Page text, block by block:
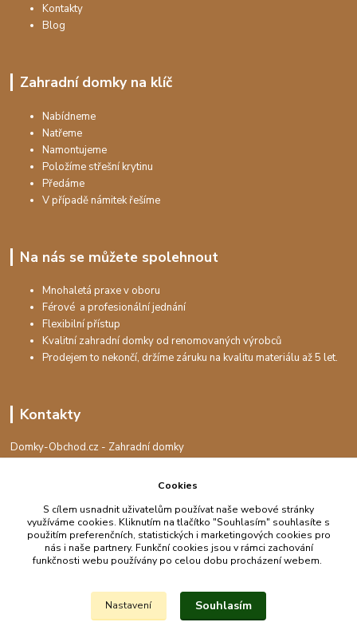
Kontakty
Blog
Zahradní domky na klíč
Nabídneme
Natřeme
Namontujeme
Položíme střešní krytinu
Předáme
V případě námitek řešíme
Na nás se můžete spolehnout
Mnohaletá praxe v oboru
Férové a profesionální jednání
Flexibilní přístup
Kvalitní zahradní domky od renomovaných výrobců
Prodejem to nekončí, držíme záruku na kvalitu materiálu až 5 let.
Kontakty
Domky-Obchod.cz - Zahradní domky
+420 730 501 925
info@domky-obchod.cz
Upravit sběr cookies.
Cookies
S cílem usnadnit uživatelům používat naše webové stránky
využíváme cookies. Kliknutím na tlačítko "Souhlasím" souhlasíte s
použitím preferenčních, statistických i marketingových cookies pro
nás i naše partnery. Funkční cookies jsou v rámci zachování
funkčnosti webu používány po celou dobu procházení webem.
Nastavení Souhlasím